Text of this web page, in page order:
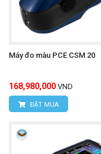
Máy đo màu PCE CSM 20
168,980,000 VND
ĐẶT MUA